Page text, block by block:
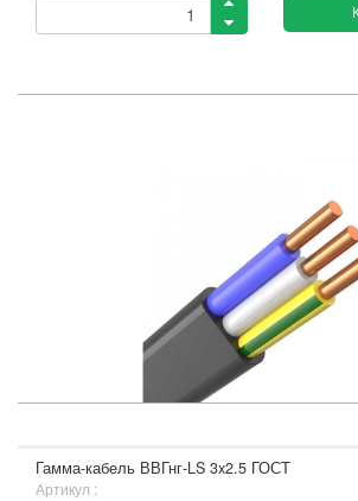
Гамма-кабель ВВГнг-LS 3x2.5 ГОСТ
Артикул :